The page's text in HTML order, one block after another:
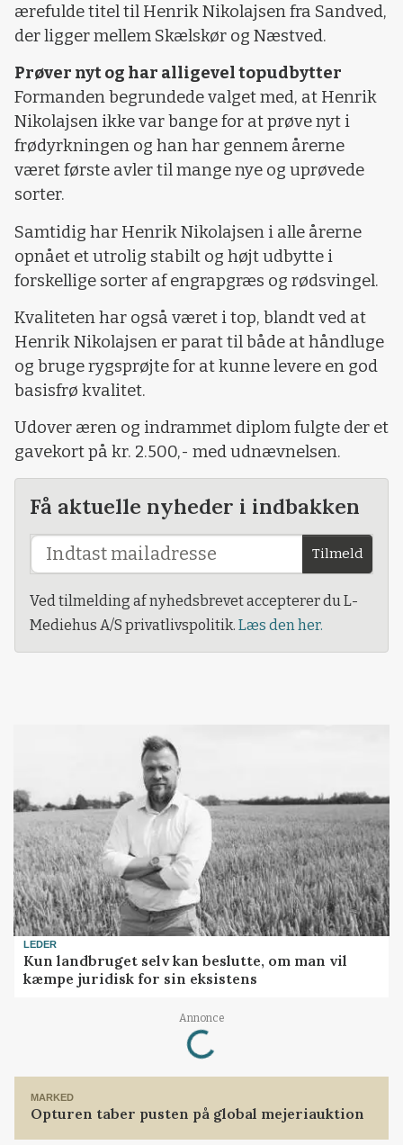
ærefulde titel til Henrik Nikolajsen fra Sandved,
der ligger mellem Skælskør og Næstved.
Prøver nyt og har alligevel topudbytter
Formanden begrundede valget med, at Henrik
Nikolajsen ikke var bange for at prøve nyt i
frødyrkningen og han har gennem årerne
været første avler til mange nye og uprøvede
sorter.
Samtidig har Henrik Nikolajsen i alle årerne
opnået et utrolig stabilt og højt udbytte i
forskellige sorter af engrapgræs og rødsvingel.
Kvaliteten har også været i top, blandt ved at
Henrik Nikolajsen er parat til både at håndluge
og bruge rygsprøjte for at kunne levere en god
basisfrø kvalitet.
Udover æren og indrammet diplom fulgte der et
gavekort på kr. 2.500,- med udnævnelsen.
Få aktuelle nyheder i indbakken
Tilmeld
Ved tilmelding af nyhedsbrevet accepterer du L-
Mediehus A/S privatlivspolitik. Læs den her.
LEDER
Kun landbruget selv kan beslutte, om man vil
kæmpe juridisk for sin eksistens
Annonce
Loading...
MARKED
Opturen taber pusten på global mejeriauktion